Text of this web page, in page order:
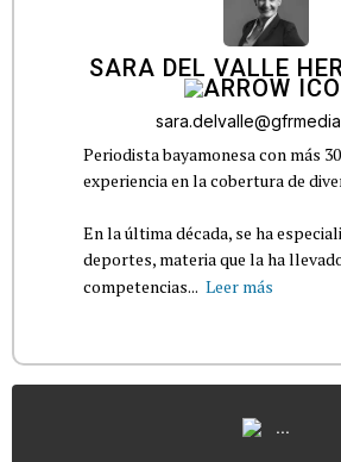
SARA DEL VALLE
Periodista bayamonesa con más
experiencia en la cobertura de
En la última década, se ha
deportes, materia que la ha
competencias... Leer más
...